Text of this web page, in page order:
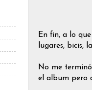
En fin, a lo
lugares, bicis,
No me
el album pero